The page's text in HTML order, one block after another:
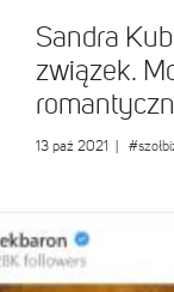
Sandra
związek.
13 paź 2021